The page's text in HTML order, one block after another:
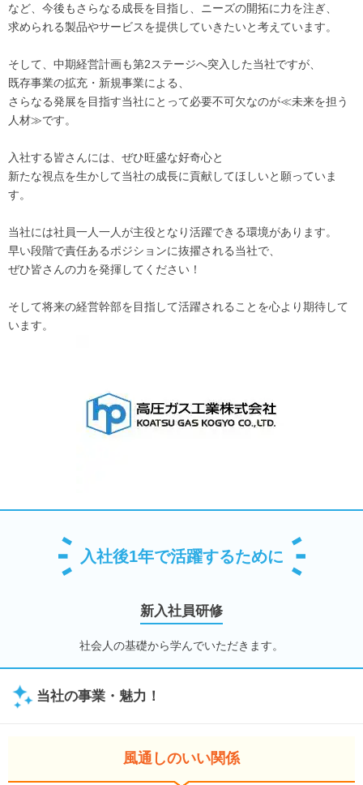
など、今後もさらなる成長を目指し、ニーズの開拓に力を注ぎ、
求められる製品やサービスを提供していきたいと考えています。
そして、中期経営計画も第2ステージへ突入した当社ですが、
既存事業の拡充・新規事業による、
さらなる発展を目指す当社にとって必要不可欠なのが≪未来を担う
人材≫です。
入社する皆さんには、ぜひ旺盛な好奇心と
新たな視点を生かして当社の成長に貢献してほしいと願っていま
す。
当社には社員一人一人が主役となり活躍できる環境があります。
早い段階で責任あるポジションに抜擢される当社で、
ぜひ皆さんの力を発揮してください！
そして将来の経営幹部を目指して活躍されることを心より期待して
います。
入社後1年で活躍するために
新入社員研修
社会人の基礎から学んでいただきます。
当社の事業・魅力！
風通しのいい関係